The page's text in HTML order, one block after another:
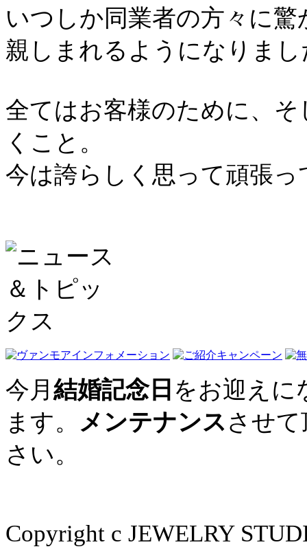
いつしか同業者の方々に
親しまれるようになりまし
全てはお客様のために、
くこと。
今は誇らしく思って頑張っ
今月 結婚記念日 をお迎えに
ます。 メンテナンスさせ
さい。
Copyright c JEWELRY